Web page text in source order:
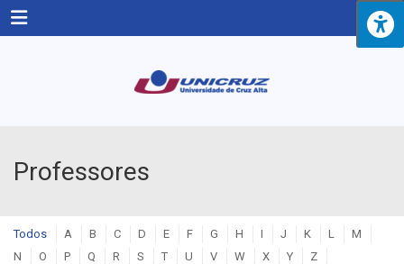
Menu
Professores
Todos A B C D E F G H I J K L
M
N
O P Q R S T U V W X Y Z